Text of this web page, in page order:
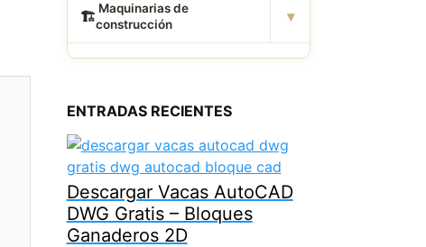
🏗 ️ Maquinarias de
construcción
▾
ENTRADAS RECIENTES
Descargar Vacas AutoCAD
DWG Gratis – Bloques
Ganaderos 2D